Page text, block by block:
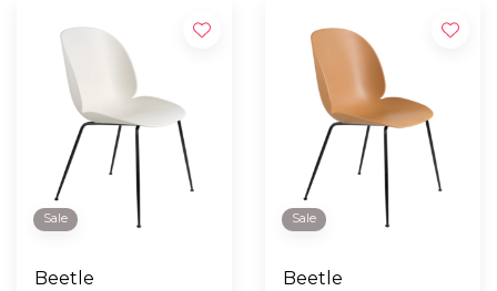
Sale
Beetle
Sale
Beetle